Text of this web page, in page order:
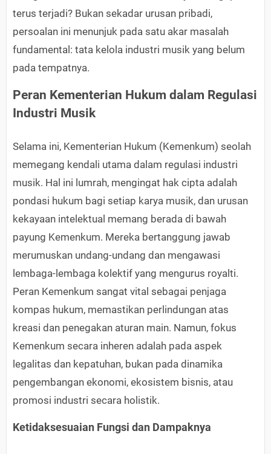
terus terjadi? Bukan sekadar urusan pribadi,
persoalan ini menunjuk pada satu akar masalah
fundamental: tata kelola industri musik yang belum
pada tempatnya.
Peran Kementerian Hukum dalam Regulasi
Industri Musik
Selama ini, Kementerian Hukum (Kemenkum) seolah
memegang kendali utama dalam regulasi industri
musik. Hal ini lumrah, mengingat hak cipta adalah
pondasi hukum bagi setiap karya musik, dan urusan
kekayaan intelektual memang berada di bawah
payung Kemenkum. Mereka bertanggung jawab
merumuskan undang-undang dan mengawasi
lembaga-lembaga kolektif yang mengurus royalti.
Peran Kemenkum sangat vital sebagai penjaga
kompas hukum, memastikan perlindungan atas
kreasi dan penegakan aturan main. Namun, fokus
Kemenkum secara inheren adalah pada aspek
legalitas dan kepatuhan, bukan pada dinamika
pengembangan ekonomi, ekosistem bisnis, atau
promosi industri secara holistik.
Ketidaksesuaian Fungsi dan Dampaknya